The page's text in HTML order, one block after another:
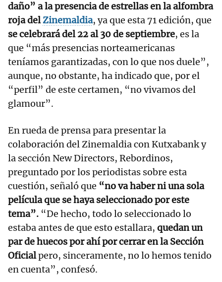
daño” a la presencia de estrellas en la alfombra
roja delZinemaldia, ya que esta 71 edición, que
se celebrará del 22 al 30 de septiembre, es la
que “más presencias norteamericanas
teníamos garantizadas, con lo que nos duele”,
aunque, no obstante, ha indicado que, por el
“perfil” de este certamen, “no vivamos del
glamour”.
En rueda de prensa para presentar la
colaboración del Zinemaldia con Kutxabank y
la sección New Directors, Rebordinos,
preguntado por los periodistas sobre esta
cuestión, señaló que “no va haber ni una sola
película que se haya seleccionado por este
tema”. “De hecho, todo lo seleccionado lo
estaba antes de que esto estallara, quedan un
par de huecos por ahí por cerrar en la Sección
Oficialpero, sinceramente, no lo hemos tenido
en cuenta”, confesó.